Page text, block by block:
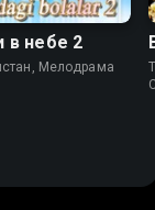
в небе 2
Мелодрама